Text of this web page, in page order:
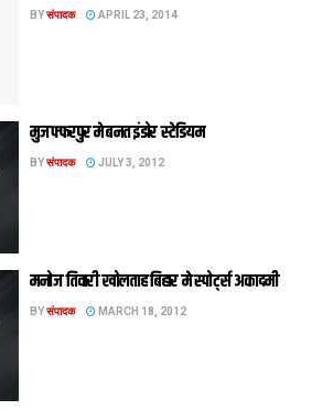
BYसंपादक APRIL 23, 2014
मुजफ्फरपुर मे बनत इंडोर स्टेडियम
BYसंपादक JULY 3, 2012
मनोज तिवारी खोलताह बिहार मे स्पो‌र्ट्स अकादमी
BYसंपादक MARCH 18, 2012